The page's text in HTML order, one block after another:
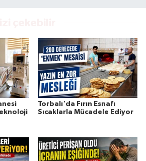
Torbalı'da Fırın Esnafı
Sıcaklarla Mücadele Ediyor